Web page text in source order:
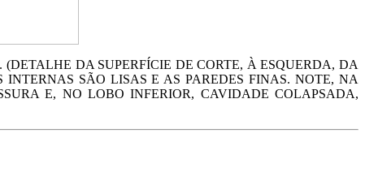
DA SUPERFÍCIE DE CORTE, À ESQUERDA, DA
SÃO LISAS E AS PAREDES FINAS. NOTE, NA
E, NO LOBO INFERIOR, CAVIDADE COLAPSADA,